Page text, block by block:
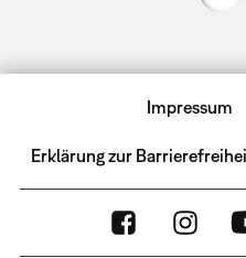
Impressum
Erklärung zur